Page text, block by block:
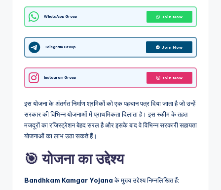
WhatsApp Group Join Now
Telegram Group Join Now
Instagram Group Join Now
इस योजना के अंतर्गत निर्माण श्रमिकों को एक पहचान पत्र दिया जाता है जो उन्हें
सरकार की विभिन्न योजनाओं में प्राथमिकता दिलाता है। इस स्कीम के तहत
मजदूरों का रजिस्ट्रेशन बेहद सरल है और इसके बाद वे विभिन्न सरकारी सहायता
योजनाओं का लाभ उठा सकते हैं।
🎯 योजना का उद्देश्य
Bandhkam Kamgar Yojanaके मुख्य उद्देश्य निम्नलिखित हैं: